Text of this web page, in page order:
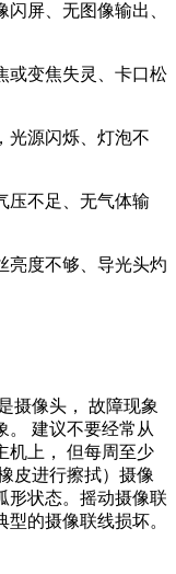
屏、无图像输出、
或变焦失灵、卡口松
光源闪烁、灯泡不
压不足、无气体输
度不够、导光头灼
摄像头， 故障现象
。 建议不要经常从
机上， 但每周至少
皮进行擦拭）摄像
形状态。摇动摄像联
的摄像联线损坏。